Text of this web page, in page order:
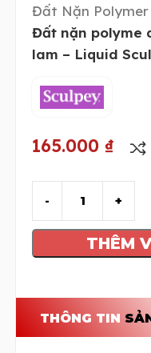
Đất Nặn
Đất nặn polyme
lam – Liquid
165.000 ₫
THÊM
THÔNG TIN